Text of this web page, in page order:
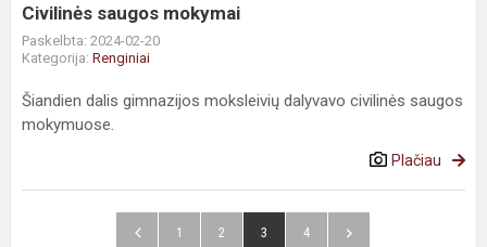
Civilinės saugos mokymai
Paskelbta: 2024-02-20
Kategorija: Renginiai
Šiandien dalis gimnazijos moksleivių dalyvavo civilinės saugos
mokymuose.
Plačiau
1 2 3 4